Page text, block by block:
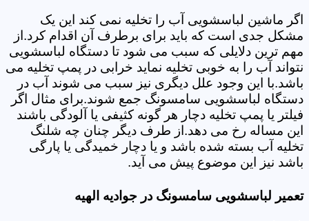
اگر ماشین لباسشویی آب را تخلیه نمی کند این یک
مشکل جدی است که باید برای برطرف آن اقدام کرد.از
مهم ترین دلایلی که سبب می شود تا دستگاه لباسشویی
نتواند آب را به خوبی تخلیه نماید خرابی در پمپ تخلیه می
باشد.با این وجود علل دیگری نیز سبب می شوند آب در
دستگاه لباسشویی سامسونگ جمع شوند.برای مثال اگر
فیلتر یا پمپ تخلیه دچار هر گونه کثیفی یا آلودگی باشند
این مساله رخ می دهد.از طرف دیگر چنان چه شلنگ
تخلیه آب بسته شده باشد و یا دچار خمیدگی یا پارگی
باشد نیز این موضوع پیش می آید.
تعمیر لباسشویی سامسونگ در جوادیه الهیه